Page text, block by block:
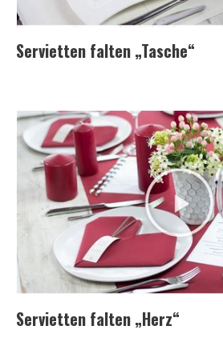
Servietten falten „Tasche“
Servietten falten „Herz“